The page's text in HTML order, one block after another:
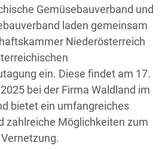
Gemüsebauverband und
laden gemeinsam
Niederösterreich
ein. Diese findet am 17.
bei der Firma Waldland im
bietet ein umfangreiches
zahlreiche Möglichkeiten zum